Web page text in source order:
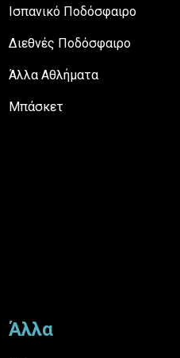
Ισπανικό Ποδόσφαιρο
Διεθνές Ποδόσφαιρο
Άλλα Αθλήματα
Μπάσκετ
Άλλα